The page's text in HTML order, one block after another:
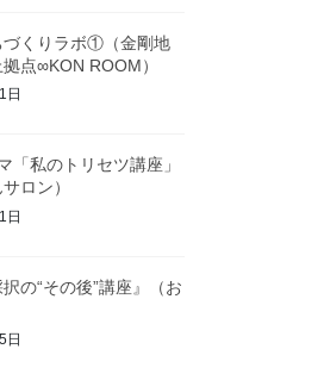
づくりラボ①（金剛地
点∞KON ROOM）
日
「私のトリセツ講座」
ロン）
日
択の“その後”講座』（お
日